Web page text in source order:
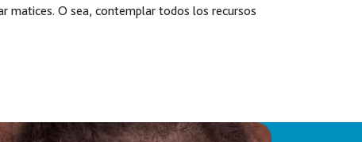
matices. O sea, contemplar todos los recursos